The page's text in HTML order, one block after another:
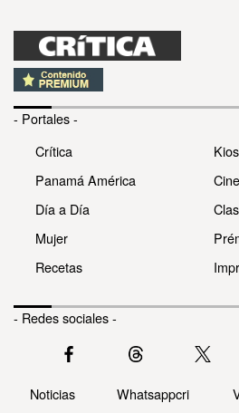
- Portales -
Crítica
Panamá América
Día a Día
Mujer
Recetas
Cine
- Redes sociales -
Noticias Whatsappcri